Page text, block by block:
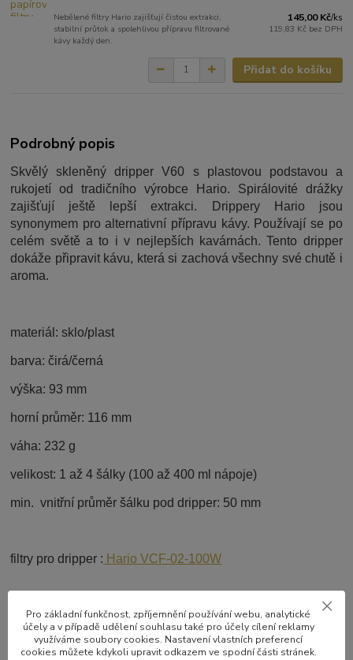
Nebělené filtry Hario zajišťují čistou extrakci,
stabilní průtok a spolehlivou přípravu filtrované
kávy každý den.
145,00 Kč/ks
119,83 Kč bez DPH
Přidat do košíku
Podrobný popis
Skvělý skleněný dripper V60 s plastovou podstavou a
rukojetí od tradičního výrobce Hario. Spirálovité drážky
zajišťují ještě lepší extrakci. Drippery Hario jsou
synonymem pro alternativní přípravu kávy. Používají se po
celém světě a to i v nejlepších kavárnách. Tento dripper
dokáže připravit kávu, která si zachová všechny své chutě i
aroma.
materiál: sklo/plast
barva: čirá/černá
výška: 93 mm
horní průměr: 116 mm
váha: 232 g
velikost: 1 až 4 šálky (100 až 400 ml nápoje)
min. vnitřní průměr šálku pod dripper: 50 mm
filtry pro dripper : Hario VCF-02-100W
Návod na přípravu kávy v dripperu nalenete ZDE.
Pro základní funkčnost, zpříjemnění používání webu, analytické
účely a v případě udělení souhlasu také pro účely cílení reklamy
využíváme soubory cookies. Nastavení vlastních preferencí
cookies můžete kdykoli upravit odkazem ve spodní části stránek.